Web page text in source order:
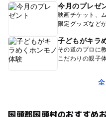
今月のプレゼ
映画チケット、
限定グッズなど
子どもがキラ
その道のプロに
こだわりの親子
国頭郡国頭村のおすすめ